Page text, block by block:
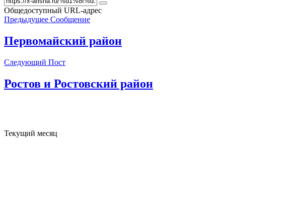
Общедоступный URL-адрес
Предыдущее Сообщение
Первомайский район
Следующий Пост
Ростов и Ростовский район
Текущий месяц